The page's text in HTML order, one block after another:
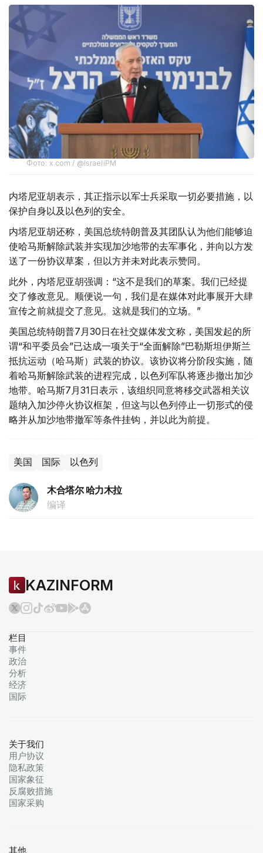
Фото: x.com / @IsraeliPM
内塔尼亚胡表示，其正指示以军士兵采取一切必要措施，以
保护自身以及以色列的安全。
内塔尼亚胡还称，美国总统特朗普及其团队认为他们能够迫
使哈马斯解除武装并实现加沙地带的去军事化，并向以方发
送了一份协议草案，但以方并未对此表示赞同。
此外，内塔尼亚胡强调：“这不是我们的草案。我们已经提
交了修改意见。顺便说一句，我们是在媒体对此事展开大肆
宣传之前就提交了意见。这就是我们的立场。”
美国总统特朗普7月30日在社交媒体发文称，美国发起的所
谓“和平委员会”已达成一项关于“全面解除”巴勒斯坦伊斯兰
抵抗运动（哈马斯）武装的协议。该协议将分阶段实施，随
着哈马斯解除武装的进程完成，以色列军队将逐步撤出加沙
地带。哈马斯7月31日表示，该组织同意将移交武器相关议
题纳入加沙停火协议框架，但这与以色列停止一切形式的侵
略并从加沙地带撤军等条件挂钩，并以此为前提。
美国 国际 以色列
木合塔尔 哈力木拉
编译
KAZINFORM
栏目
事件
政治
分析
经济
国际
关于我们
用户协议
隐私政策
国家象征
反腐败措施
国家采购
其他